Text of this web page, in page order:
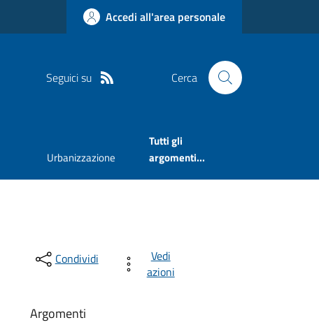
Accedi all'area personale
Seguici su Cerca
Urbanizzazione
Tutti gli
argomenti...
Condividi
Vedi
azioni
Argomenti